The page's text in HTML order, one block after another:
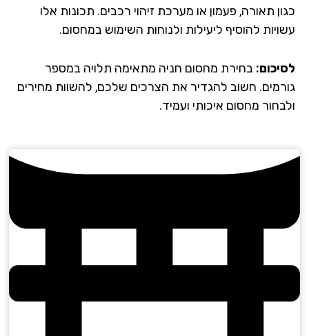
תאורה, פעמון או מערכת זיהוי רכבים. תכונות אלו
להוסיף ליעילות ולנוחות השימוש במחסום.
בחירת מחסום חניה מתאימה תלויה במספר
חשוב להגדיר את הצרכים שלכם, להשוות מחירים
מחסום איכותי ועמיד.